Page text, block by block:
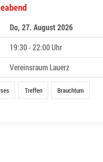
Do, 27. August 2026
19:30 - 22:00 Uhr
Vereinsraum Lauerz
Treffen Brauchtum